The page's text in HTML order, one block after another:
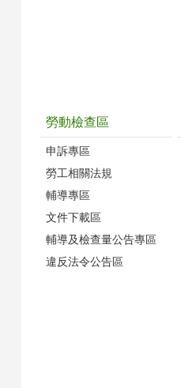
勞動檢查區
申訴專區
勞工相關法規
輔導專區
文件下載區
輔導及檢查量公告專區
違反法令公告區